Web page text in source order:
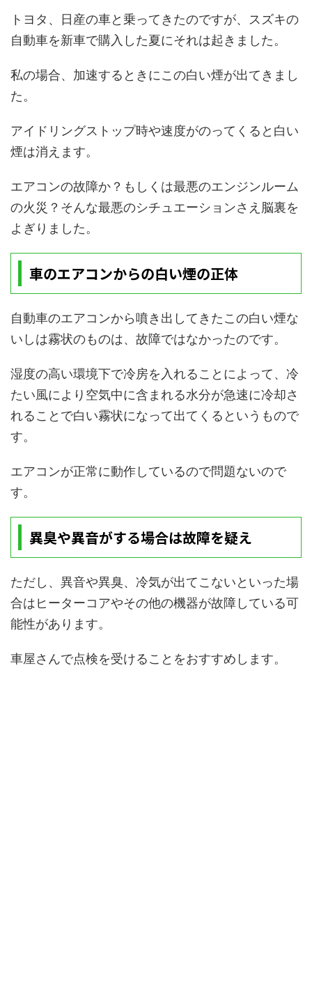
トヨタ、日産の車と乗ってきたのですが、スズキの
自動車を新車で購入した夏にそれは起きました。
私の場合、加速するときにこの白い煙が出てきまし
た。
アイドリングストップ時や速度がのってくると白い
煙は消えます。
エアコンの故障か？もしくは最悪のエンジンルーム
の火災？そんな最悪のシチュエーションさえ脳裏を
よぎりました。
車のエアコンからの白い煙の正体
自動車のエアコンから噴き出してきたこの白い煙な
いしは霧状のものは、故障ではなかったのです。
湿度の高い環境下で冷房を入れることによって、冷
たい風により空気中に含まれる水分が急速に冷却さ
れることで白い霧状になって出てくるというもので
す。
エアコンが正常に動作しているので問題ないので
す。
異臭や異音がする場合は故障を疑え
ただし、異音や異臭、冷気が出てこないといった場
合はヒーターコアやその他の機器が故障している可
能性があります。
車屋さんで点検を受けることをおすすめします。